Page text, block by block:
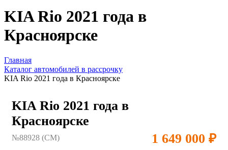
KIA Rio 2021 года в
Красноярске
Главная
Каталог автомобилей в рассрочку
KIA Rio 2021 года в Красноярске
KIA Rio 2021 года в
Красноярске
№88928 (CM) 1 649 000 ₽